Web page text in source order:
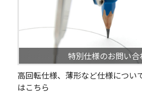
特別仕様のお問い合
高回転仕様、薄形など仕様につい
はこちら